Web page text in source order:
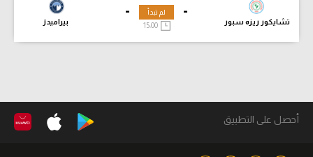
-
تشايكور ريزه سبور
-
بيراميدز
لم تبدأ
15:00
أحصل على التطبيق